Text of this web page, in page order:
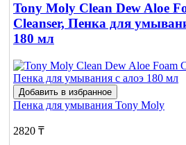
Tony Moly Clean Dew Aloe
Cleanser, Пенка для
180 мл
Добавить в избранное
Пенка для умывания Tony Moly
2820 ₸